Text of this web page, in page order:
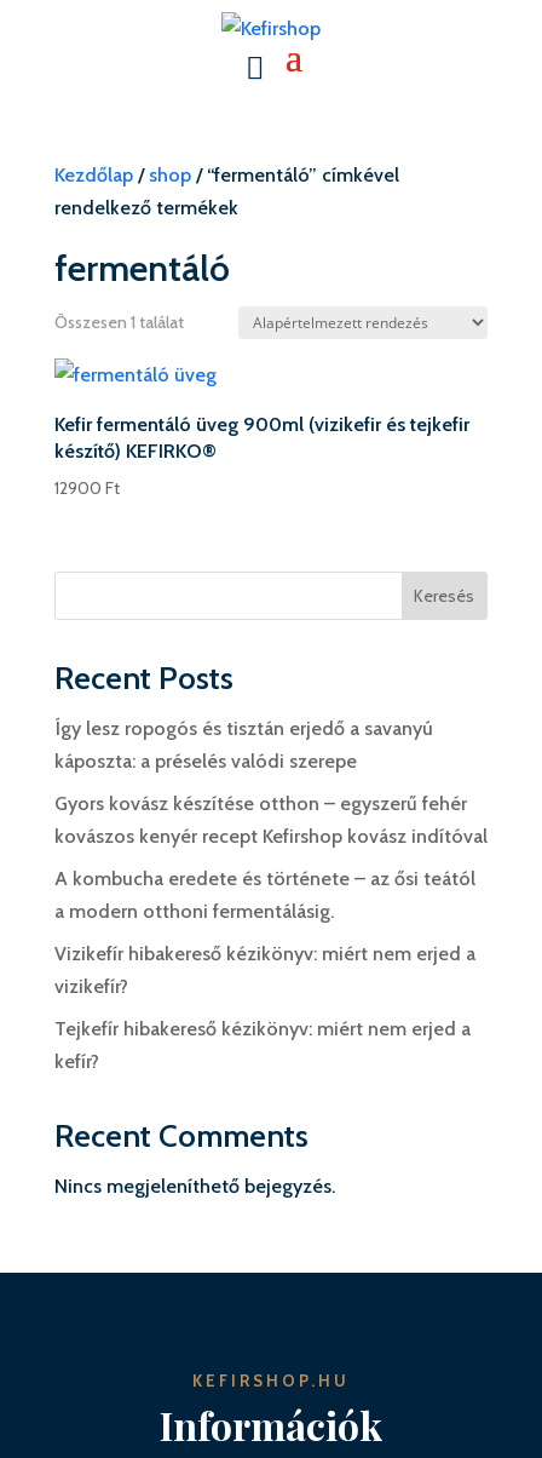
Kezdőlap/ shop/ “fermentáló” címkével
rendelkező termékek
fermentáló
Összesen 1 találat
Kefir fermentáló üveg 900ml (vizikefir és tejkefir
készítő) KEFIRKO®
12900 Ft
Keresés
Recent Posts
Így lesz ropogós és tisztán erjedő a savanyú
káposzta: a préselés valódi szerepe
Gyors kovász készítése otthon – egyszerű fehér
kovászos kenyér recept Kefirshop kovász indítóval
A kombucha eredete és története – az ősi teától
a modern otthoni fermentálásig.
Vizikefír hibakereső kézikönyv: miért nem erjed a
vizikefír?
Tejkefír hibakereső kézikönyv: miért nem erjed a
kefír?
Recent Comments
Nincs megjeleníthető bejegyzés.
KEFIRSHOP.HU
Információk